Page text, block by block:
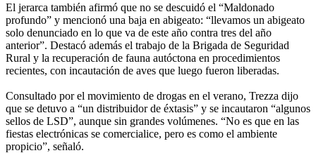
El jerarca también afirmó que no se descuidó el “Maldonado
profundo” y mencionó una baja en abigeato: “llevamos un abigeato
solo denunciado en lo que va de este año contra tres del año
anterior”. Destacó además el trabajo de la Brigada de Seguridad
Rural y la recuperación de fauna autóctona en procedimientos
recientes, con incautación de aves que luego fueron liberadas.
Consultado por el movimiento de drogas en el verano, Trezza dijo
que se detuvo a “un distribuidor de éxtasis” y se incautaron “algunos
sellos de LSD”, aunque sin grandes volúmenes. “No es que en las
fiestas electrónicas se comercialice, pero es como el ambiente
propicio”, señaló.